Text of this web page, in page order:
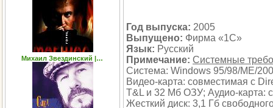
Михаил Звездинский |…
Год выпуска: 2005
Выпущено: Фирма «1С»
Язык: Русский
Примечание: Системные
Система: Windows 95/98/ME/
Видео-карта: совместимая с
T&L и 32 Мб ОЗУ; Аудио-карта:
Жесткий диск: 3,1 Гб